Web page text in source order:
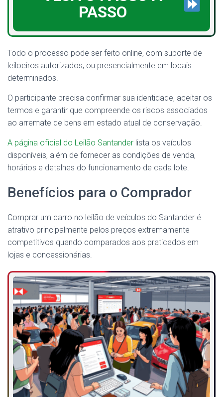
PASSO
Todo o processo pode ser feito online, com suporte de
leiloeiros autorizados, ou presencialmente em locais
determinados.
O participante precisa confirmar sua identidade, aceitar os
termos e garantir que compreende os riscos associados
ao arremate de bens em estado atual de conservação.
A página oficial do Leilão Santander lista os veículos
disponíveis, além de fornecer as condições de venda,
horários e detalhes do funcionamento de cada lote.
Benefícios para o Comprador
Comprar um carro no leilão de veículos do Santander é
atrativo principalmente pelos preços extremamente
competitivos quando comparados aos praticados em
lojas e concessionárias.